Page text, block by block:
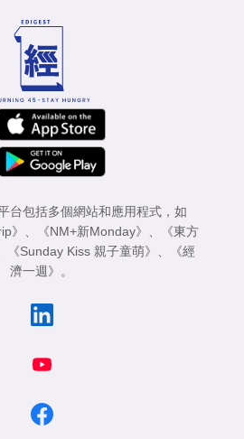
台包括多個網站和應用程式，如
》 《NM+新Monday》
《東方
《Sunday Kiss 親子童萌》
《經
濟一週》
。